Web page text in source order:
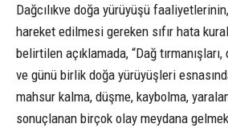
Dağcılıkve doğa yürüyüşü
hareket edilmesi gereken sıfır hata
belirtilen açıklamada, “Dağ
ve günü birlik doğa yürüyüşleri
mahsur kalma, düşme, kaybolma,
sonuçlanan birçok olay meydana